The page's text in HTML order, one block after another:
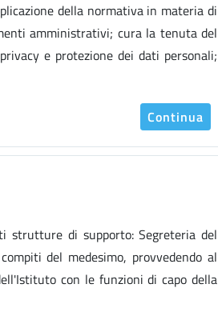
della normativa in materia di
amministrativi; cura la tenuta del
e protezione dei dati personali;
Continua
strutture di supporto: Segreteria del
del medesimo, provvedendo al
con le funzioni di capo della